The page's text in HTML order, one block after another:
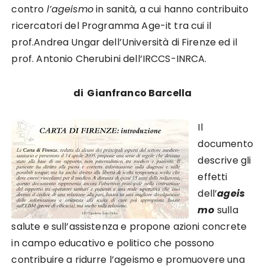
contro l’ageismoin sanità, a cui hanno contribuito
ricercatori del Programma Age-it tra cui il
prof.Andrea Ungar dell’Università di Firenze ed il
prof. Antonio Cherubini dell’IRCCS-INRCA.
di Gianfranco Barcella
Il
documento
descrive gli
effetti
dell’ageis
mo sulla
salute e sull’assistenza e propone azioni concrete
in campo educativo e politico che possono
contribuire a ridurre l’ageismo e promuovere una